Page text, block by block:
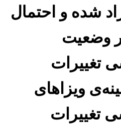
شده و احتمال
وضعیت
تغییرات
ویزاهای
تغییرات